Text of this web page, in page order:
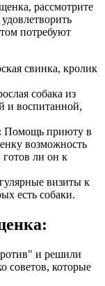
рассмотрите
потребуют
свинка, кролик
собака из
и воспитанной,
Помощь приюту в
возможность
ли он к
визиты к
есть собаки.
и решили
советов, которые